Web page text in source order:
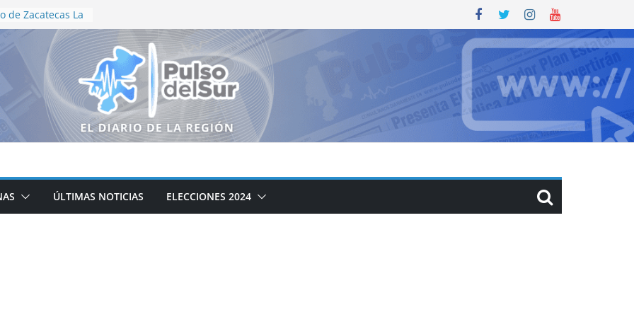
de Zacatecas La
recorren el
en
en vida
Aguascalientes
en
zacatecano
de la cocina
DIF
ÚLTIMAS NOTICIAS ELECCIONES 2024